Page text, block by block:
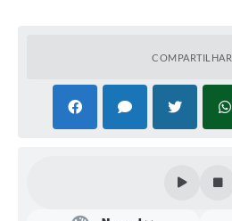
COMPARTILHAR